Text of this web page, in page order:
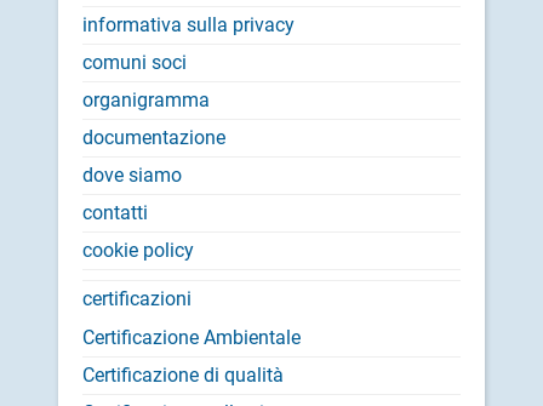
informativa sulla privacy
comuni soci
organigramma
documentazione
dove siamo
contatti
cookie policy
certificazioni
Certificazione Ambientale
Certificazione di qualità